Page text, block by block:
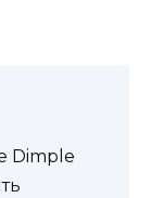
Dimple